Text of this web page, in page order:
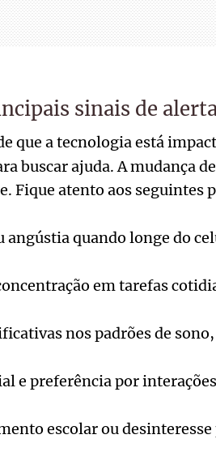
sinais de
que a tecnologia está
buscar ajuda. A mudança
Fique atento aos seguintes
quando longe do
em tarefas
nos padrões de
e preferência por
escolar ou